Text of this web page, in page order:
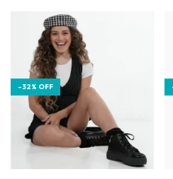
-32% OFF